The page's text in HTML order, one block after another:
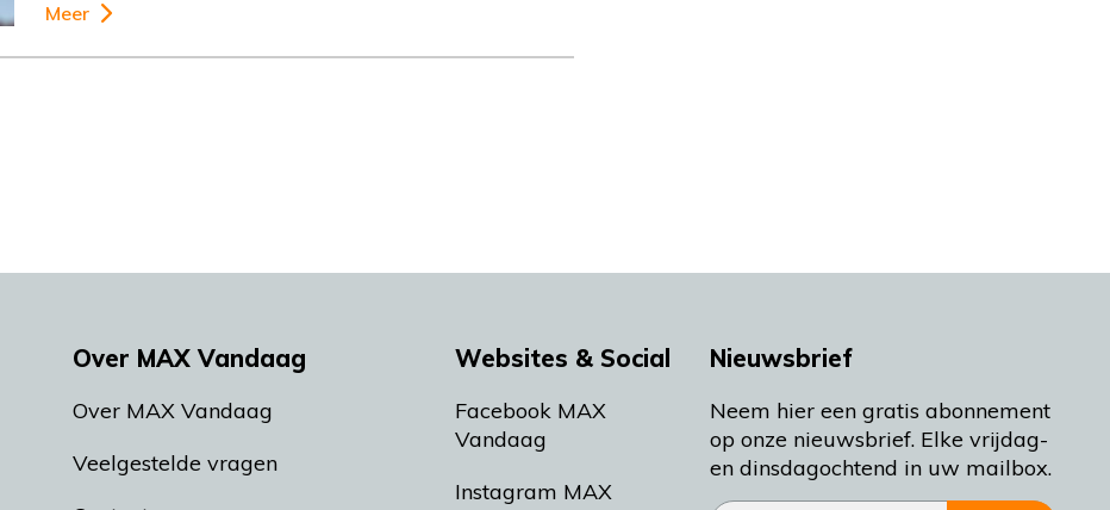
Meer
Over MAX Vandaag
Over MAX Vandaag
Veelgestelde vragen
Websites & Social
Facebook MAX
Vandaag
Instagram MAX
Nieuwsbrief
Neem hier een gratis abonnement
op onze nieuwsbrief. Elke vrijdag-
en dinsdagochtend in uw mailbox.